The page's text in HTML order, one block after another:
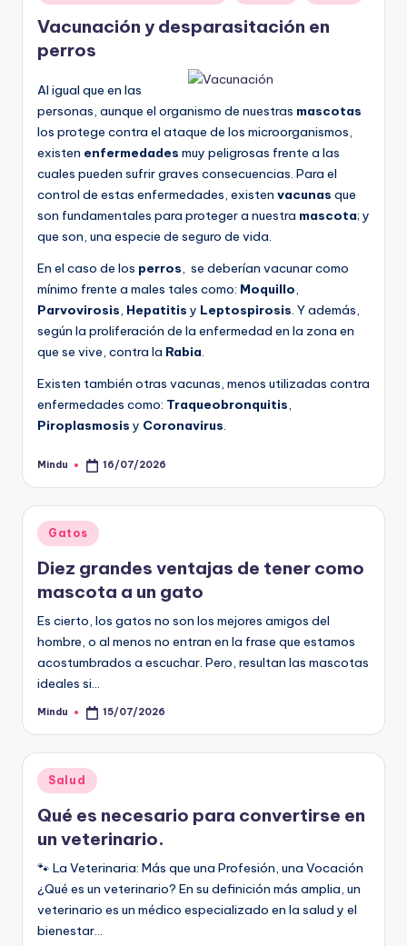
en
Vacunación y desparasitación en
perros
Al igual que en las
personas, aunque el organismo de nuestras mascotas
los protege contra el ataque de los microorganismos,
existen enfermedades muy peligrosas frente a las
cuales pueden sufrir graves consecuencias. Para el
control de estas enfermedades, existen vacunas que
son fundamentales para proteger a nuestra mascota; y
que son, una especie de seguro de vida.
En el caso de los perros, se deberían vacunar como
mínimo frente a males tales como: Moquillo,
Parvovirosis, Hepatitis y Leptospirosis. Y además,
según la proliferación de la enfermedad en la zona en
que se vive, contra la Rabia.
Existen también otras vacunas, menos utilizadas contra
enfermedades como: Traqueobronquitis,
Piroplasmosis y Coronavirus.
Publicado
Mindu 16/07/2026
Publicado
en
Gatos
Diez grandes ventajas de tener como
mascota a un gato
Es cierto, los gatos no son los mejores amigos del
hombre, o al menos no entran en la frase que estamos
acostumbrados a escuchar. Pero, resultan las mascotas
ideales si…
Publicado
Mindu 15/07/2026
Publicado
en
Salud
Qué es necesario para convertirse en
un veterinario.
🐾 La Veterinaria: Más que una Profesión, una Vocación
¿Qué es un veterinario? En su definición más amplia, un
veterinario es un médico especializado en la salud y el
bienestar…